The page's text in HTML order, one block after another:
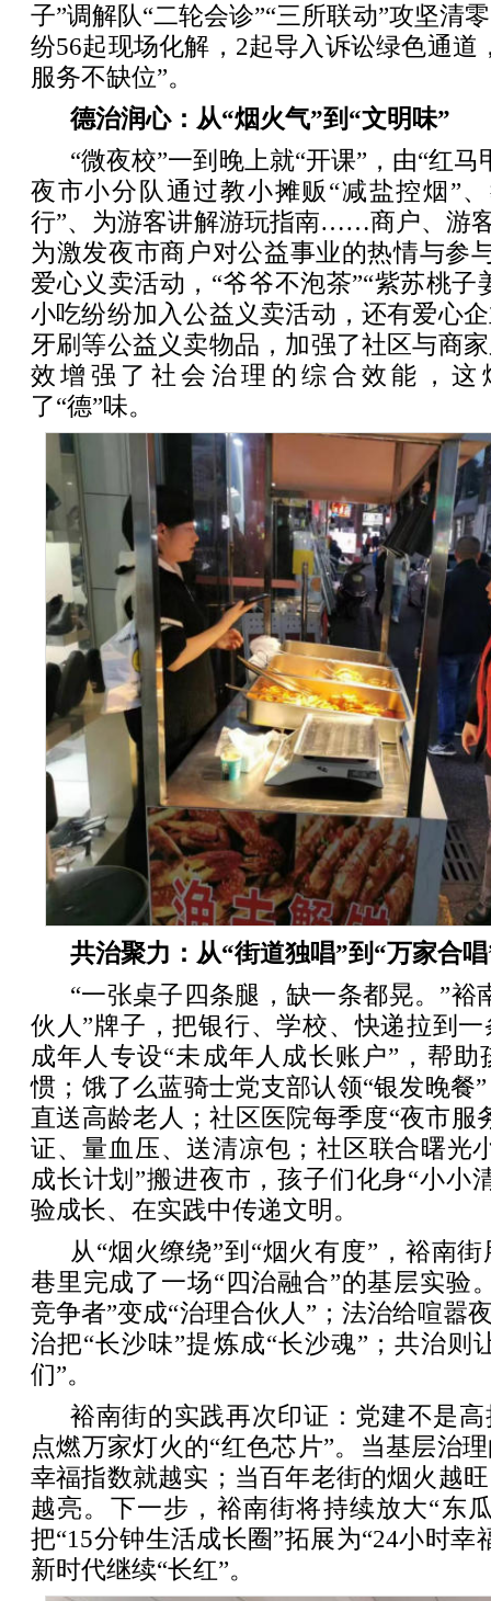
子”调解队“二轮会诊”“三所联动”攻坚清
纷56起现场化解，2起导入诉讼绿色通道
服务不缺位”。
德治润心：从“烟火气”到“文明味”
“微夜校”一到晚上就“开课”，由“红
夜市小分队通过教小摊贩“减盐控烟”
行”、为游客讲解游玩指南……商户、游
为激发夜市商户对公益事业的热情与参
爱心义卖活动，“爷爷不泡茶”“紫苏桃子
小吃纷纷加入公益义卖活动，还有爱心
牙刷等公益义卖物品，加强了社区与商
效增强了社会治理的综合效能，这
了“德”味。
共治聚力：从“街道独唱”到“万家合
“一张桌子四条腿，缺一条都晃。”裕
伙人”牌子，把银行、学校、快递拉到
成年人专设“未成年人成长账户”，帮
惯；饿了么蓝骑士党支部认领“银发晚餐
直送高龄老人；社区医院每季度“夜市服
证、量血压、送清凉包；社区联合曙光
成长计划”搬进夜市，孩子们化身“小小
验成长、在实践中传递文明。
从“烟火缭绕”到“烟火有度”，裕南
巷里完成了一场“四治融合”的基层实验
竞争者”变成“治理合伙人”；法治给喧嚣
治把“长沙味”提炼成“长沙魂”；共治则
们”。
裕南街的实践再次印证：党建不是
点燃万家灯火的“红色芯片”。当基层治
幸福指数就越实；当百年老街的烟火越
越亮。下一步，裕南街将持续放大“东
把“15分钟生活成长圈”拓展为“24小时幸
新时代继续“长红”。